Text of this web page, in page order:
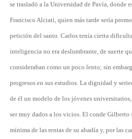
se trasladó a la Universidad de Pavía, donde
Francisco Alciati, quien más tarde sería
petición del santo. Carlos tenía cierta
inteligencia no era deslumbrante, de suerte
consideraban como un poco lento; sin
progresos en sus estudios. La dignidad y
de él un modelo de los jóvenes
ser muy dados a los vicios. El conde Gilberto
mínima de las rentas de su abadía y, por las